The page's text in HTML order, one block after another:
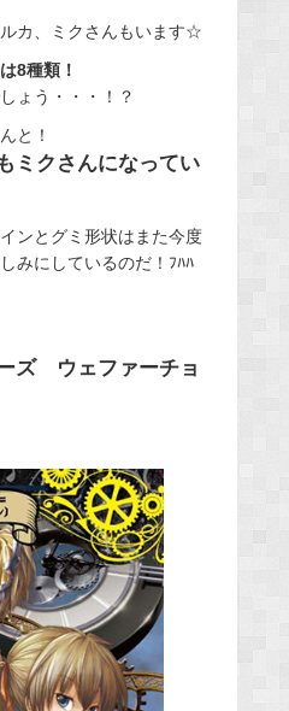
カ、ミクさんもいます☆
8種類！
ょう・・・！？
と！
ミクさんになってい
ンとグミ形状はまた今度
みにしているのだ！ﾌﾊﾊ
ズ ウェファーチョ